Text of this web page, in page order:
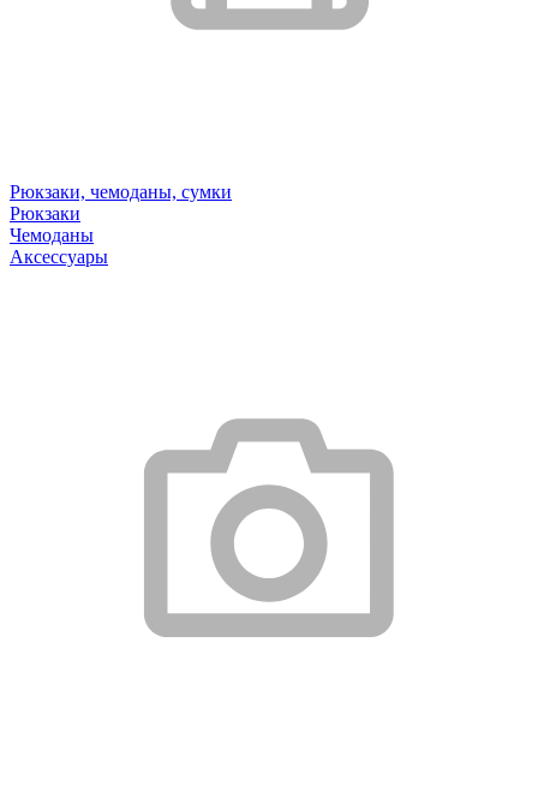
Рюкзаки, чемоданы, сумки
Рюкзаки
Чемоданы
Аксессуары